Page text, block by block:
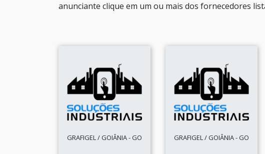
anunciante clique em um ou mais dos fornecedores
GRAFIGEL / GOIÂNIA - GO GRAFIGEL / GOIÂNIA - GO